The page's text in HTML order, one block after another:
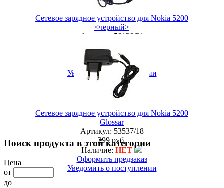
Сетевое зарядное устройство для Nokia 5200
<черный>
Артикул:
58129/21
Наличие:
НЕТ
Оформить предзаказ
Уведомить о поступлении
Сетевое зарядное устройство для Nokia 5200
Glossar
Артикул: 53537/18
299 руб.
Наличие: НЕТ
Оформить предзаказ
Уведомить о поступлении
Поиск продукта в этой категории
Цена
от
до